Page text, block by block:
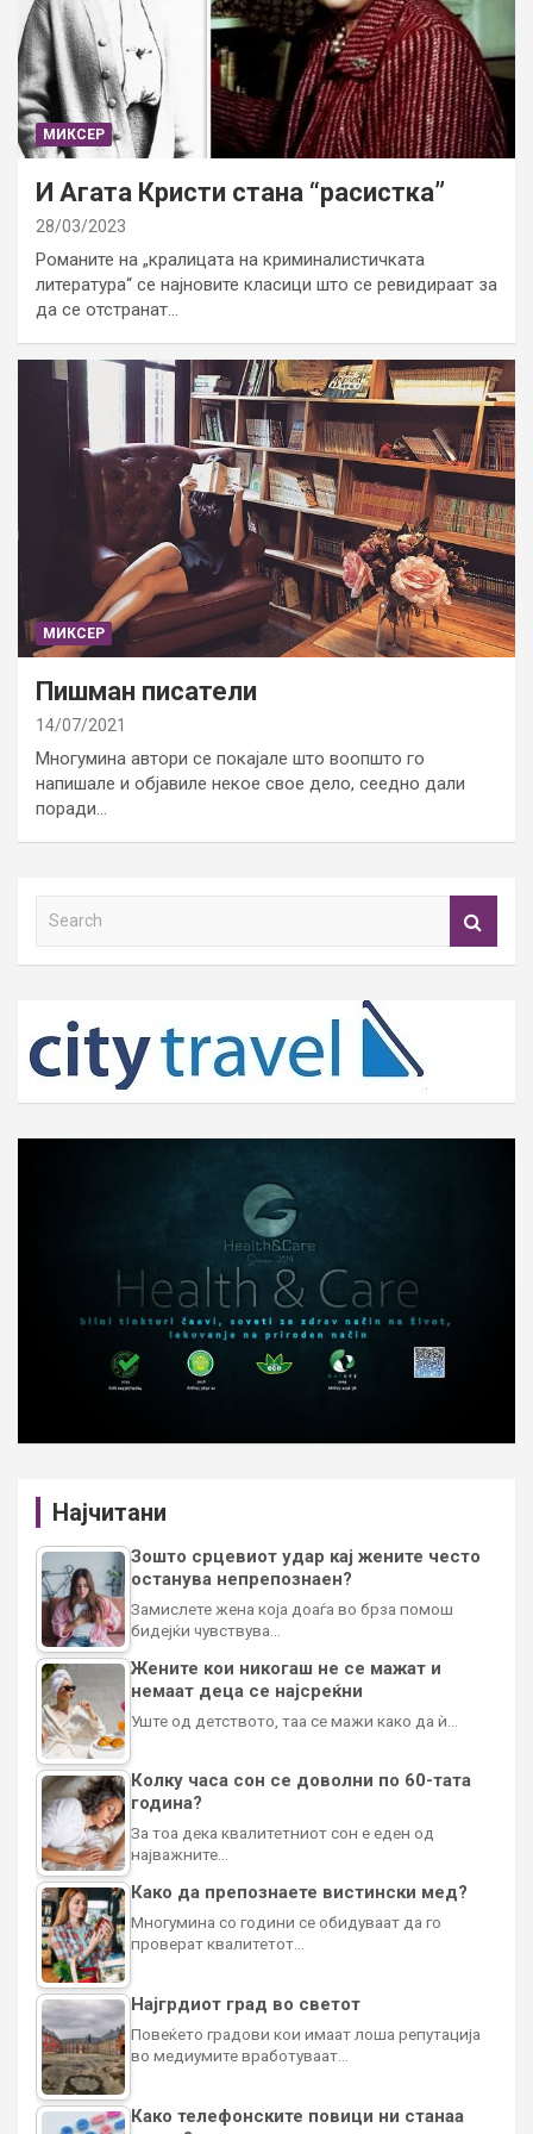
МИКСЕР
И Агата Кристи стана “расистка”
28/03/2023
Романите на „кралицата на криминалистичката
литература“ се најновите класици што се ревидираат за
да се отстранат…
МИКСЕР
Пишман писатели
14/07/2021
Многумина автори се покајале што воопшто го
напишале и објавиле некое свое дело, сеедно дали
поради…
h
Најчитани
Зошто срцевиот удар кај жените често
останува непрепознаен?
Замислете жена која доаѓа во брза помош
бидејќи чувствува…
Жените кои никогаш не се мажат и
немаат деца се најсреќни
Уште од детството, таа се мажи како да ѝ…
Колку часа сон се доволни по 60-тата
година?
За тоа дека квалитетниот сон е еден од
најважните…
Како да препознаете вистински мед?
Многумина со години се обидуваат да го
проверат квалитетот…
Најгрдиот град во светот
Повеќето градови кои имаат лоша репутација
во медиумите вработуваат…
Како телефонските повици ни станаа